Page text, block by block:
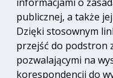
publicznej, a także
Dzięki stosownym
przejść do podstron
pozwalającymi na
korespondencji do